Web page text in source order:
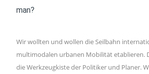
man?
Wir wollten und wollen die Seilbahn
multimodalen urbanen Mobilität etablieren.
die Werkzeugkiste der Politiker und Planer.